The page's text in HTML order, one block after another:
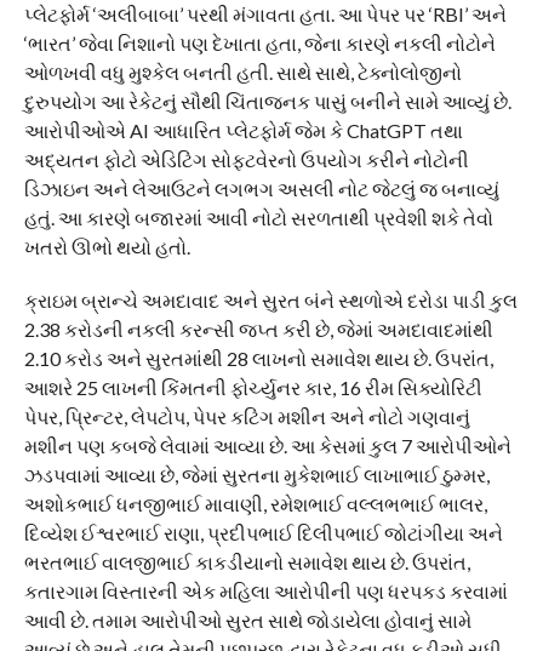
પ્લેટફોર્મ ‘અલીબાબા’ પરથી મંગાવતા હતા. આ પેપર પર ‘RBI’ અને
‘ભારત’ જેવા નિશાનો પણ દેખાતા હતા, જેના કારણે નકલી નોટોને
ઓળખવી વધુ મુશ્કેલ બનતી હતી. સાથે સાથે, ટેક્નોલોજીનો
દુરુપયોગ આ રેકેટનું સૌથી ચિંતાજનક પાસું બનીને સામે આવ્યું છે.
આરોપીઓએ AI આધારિત પ્લેટફોર્મ જેમ કે ChatGPT તથા
અદ્યતન ફોટો એડિટિંગ સોફ્ટવેરનો ઉપયોગ કરીને નોટોની
ડિઝાઇન અને લેઆઉટને લગભગ અસલી નોટ જેટલું જ બનાવ્યું
હતું. આ કારણે બજારમાં આવી નોટો સરળતાથી પ્રવેશી શકે તેવો
ખતરો ઊભો થયો હતો.
ક્રાઇમ બ્રાન્ચે અમદાવાદ અને સુરત બંને સ્થળોએ દરોડા પાડી કુલ
2.38 કરોડની નકલી કરન્સી જપ્ત કરી છે, જેમાં અમદાવાદમાંથી
2.10 કરોડ અને સુરતમાંથી 28 લાખનો સમાવેશ થાય છે. ઉપરાંત,
આશરે 25 લાખની કિંમતની ફોર્ચ્યુનર કાર, 16 રીમ સિક્યોરિટી
પેપર, પ્રિન્ટર, લેપટોપ, પેપર કટિંગ મશીન અને નોટો ગણવાનું
મશીન પણ કબજે લેવામાં આવ્યા છે. આ કેસમાં કુલ 7 આરોપીઓને
ઝડપવામાં આવ્યા છે, જેમાં સુરતના મુકેશભાઈ લાખાભાઈ ઠુમ્મર,
અશોકભાઈ ધનજીભાઈ માવાણી, રમેશભાઈ વલ્લભભાઈ ભાલર,
દિવ્યેશ ઈશ્વરભાઈ રાણા, પ્રદીપભાઈ દિલીપભાઈ જોટાંગીયા અને
ભરતભાઈ વાલજીભાઈ કાકડીયાનો સમાવેશ થાય છે. ઉપરાંત,
કતારગામ વિસ્તારની એક મહિલા આરોપીની પણ ધરપકડ કરવામાં
આવી છે. તમામ આરોપીઓ સુરત સાથે જોડાયેલા હોવાનું સામે